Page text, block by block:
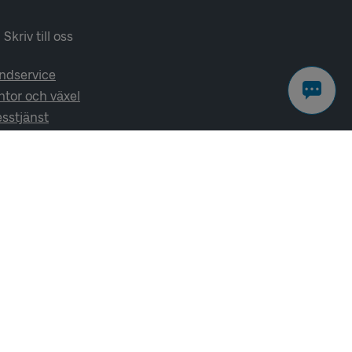
Skriv till oss
och växel